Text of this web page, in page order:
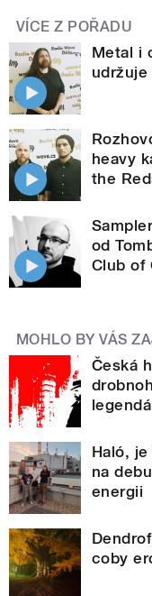
VÍCE Z POŘADU
Metal i
heavy
the
od
Club of
MOHLO BY VÁS
Česká
Haló,
na
energii
coby